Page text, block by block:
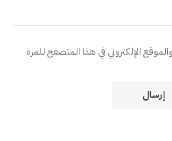
الإلكتروني في هذا المتصفح للمرة